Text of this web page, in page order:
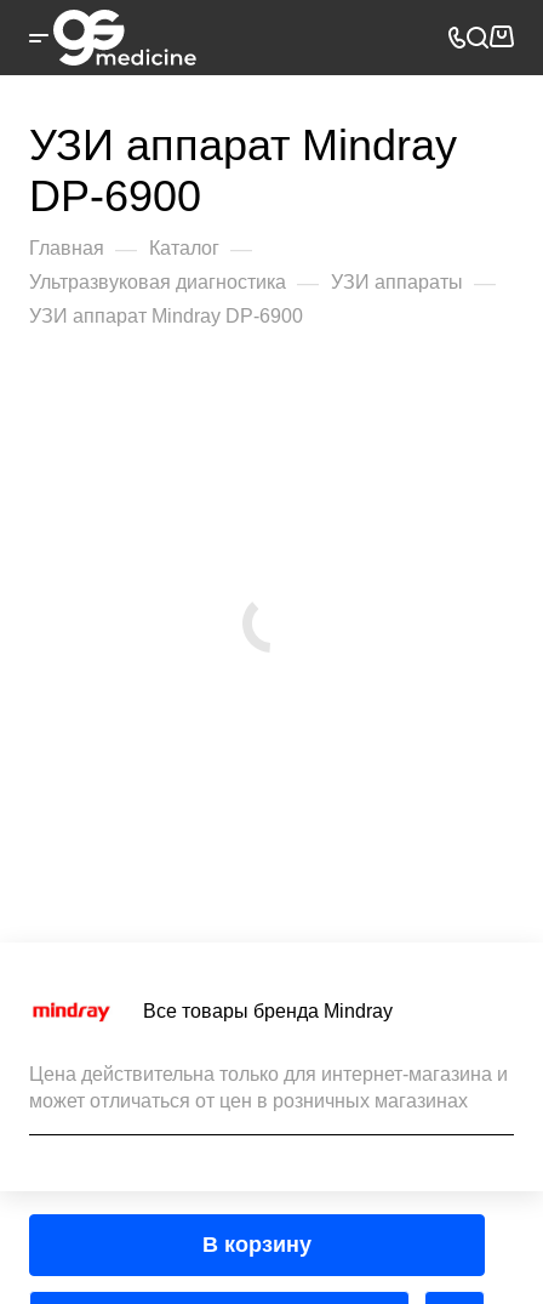
УЗИ аппарат Mindray
DP-6900
Главная — Каталог —
Ультразвуковая диагностика — УЗИ аппараты —
УЗИ аппарат Mindray DP-6900
Все товары бренда Mindray
Цена действительна только для интернет-магазина и
может отличаться от цен в розничных магазинах
В корзину